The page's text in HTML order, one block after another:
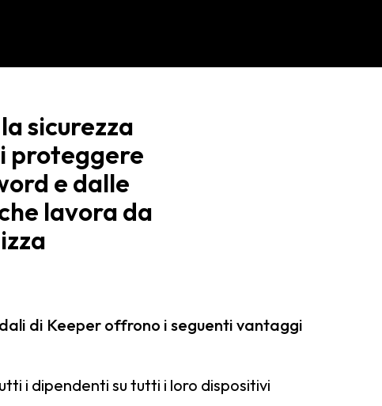
sicurezza
proteggere
e dalle
lavora da
di Keeper offrono i seguenti vantaggi
i dipendenti su tutti i loro dispositivi